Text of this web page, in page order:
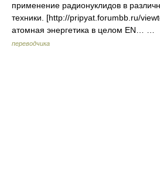
применение радионуклидов в
техники. [http://pripyat.forumbb.ru/
атомная энергетика в целом EN… …
переводчика